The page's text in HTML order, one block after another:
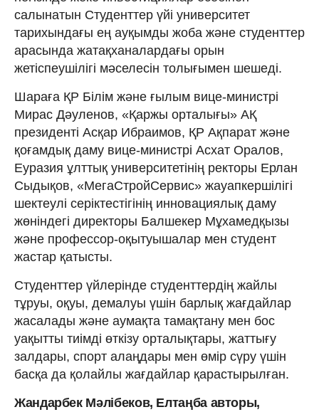
салынатын Студенттер үйі университет
тарихындағы ең ауқымды жоба және студенттер
арасында жатақханалардағы орын
жетіспеушілігі мәселесін толығымен шешеді.
Шараға ҚР Білім және ғылым вице-министрі
Мирас Дәуленов, «Қаржы орталығы» АҚ
президенті Асқар Ибраимов, ҚР Ақпарат және
қоғамдық даму вице-министрі Асхат Оралов,
Еуразия ұлттық университетінің ректоры Ерлан
Сыдықов, «МегаСтройСервис» жауапкершілігі
шектеулі серіктестігінің инновациялық даму
жөніндегі директоры Балшекер Мұхамедқызы
және профессор-оқытуышалар мен студент
жастар қатысты.
Студенттер үйлерінде студенттердің жайлы
тұруы, оқуы, демалуы үшін барлық жағдайлар
жасалады және аумақта тамақтану мен бос
уақытты тиімді өткізу орталықтары, жаттығу
залдары, спорт алаңдары мен өмір сүру үшін
басқа да қолайлы жағдайлар қарастырылған.
Жандарбек Мәлібеков, Елтаңба авторы,